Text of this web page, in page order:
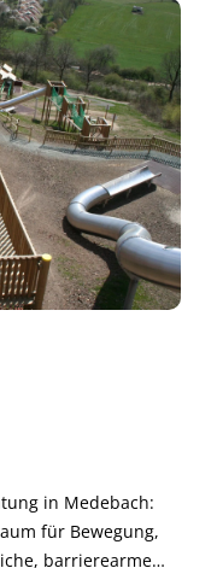
in Medebach:
für Bewegung,
barrierearme